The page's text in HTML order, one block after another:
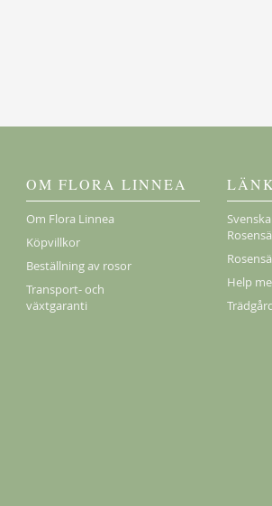
OM FLORA LINNEA
Om Flora Linnea
Köpvillkor
Beställning av rosor
Transport- och
växtgaranti
Svenska
Help